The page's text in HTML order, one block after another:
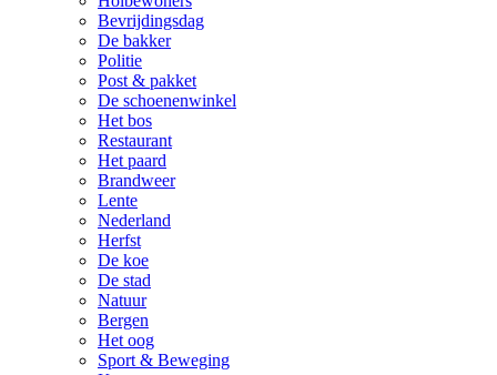
Bevrijdingsdag
De bakker
Politie
Post & pakket
De schoenenwinkel
Het bos
Restaurant
Het paard
Brandweer
Lente
Nederland
Herfst
De koe
De stad
Natuur
Bergen
Het oog
Sport & Beweging